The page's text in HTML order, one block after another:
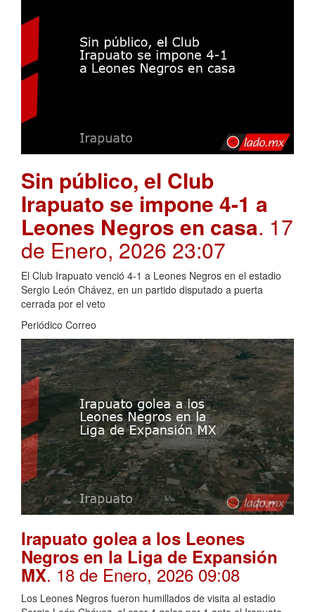
Sin público, el Club
Irapuato se impone 4-1 a
Leones Negros en casa. 17
de Enero, 2026 23:07
El Club Irapuato venció 4-1 a Leones Negros en el estadio
Sergio León Chávez, en un partido disputado a puerta
cerrada por el veto
Periódico Correo
Irapuato golea a los Leones
Negros en la Liga de Expansión
MX. 18 de Enero, 2026 09:08
Los Leones Negros fueron humillados de visita al estadio